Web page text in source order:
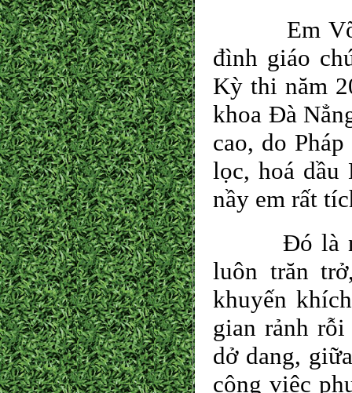
Em Võ
đình giáo
Kỳ thi năm
khoa Đà
cao, do
lọc, hoá dầu
nầy em rất
Đó là
luôn trăn
khuyến
gian rảnh
dở dang,
công việc